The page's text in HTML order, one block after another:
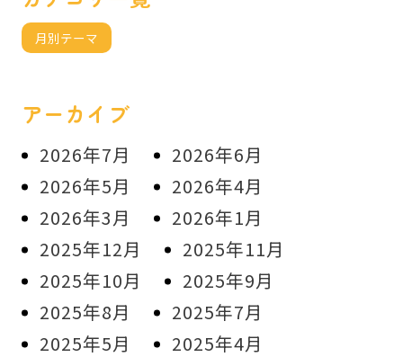
月別テーマ
アーカイブ
2026年7月
2026年6月
2026年5月
2026年4月
2026年3月
2026年1月
2025年12月
2025年11月
2025年10月
2025年9月
2025年8月
2025年7月
2025年5月
2025年4月